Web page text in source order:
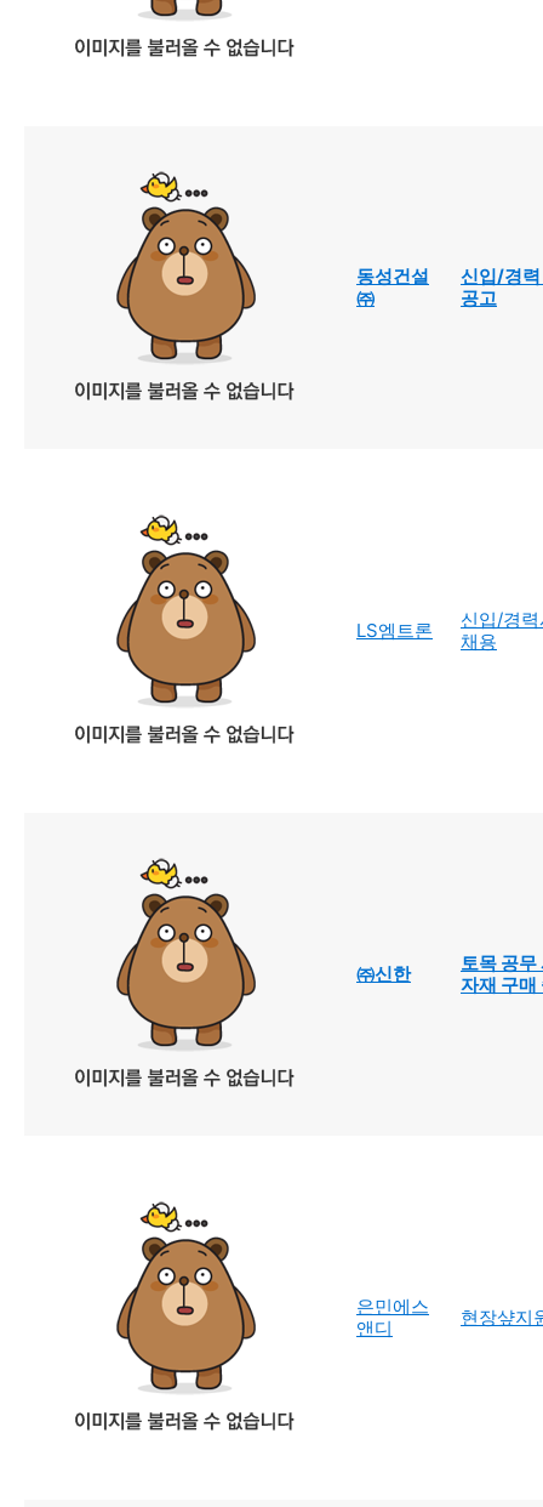
동성건설
㈜
신입/경
공고
LS엠트론
신입/경
채용
㈜신한
토목 공무
자재 구매
은민에스
앤디
현장샾지